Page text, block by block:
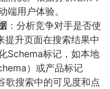
端用户体验。
：分析竞争对手是否使
提升页面在搜索结果中
Schema标记，如本地
）或产品标记
歌搜索中的可见度和点